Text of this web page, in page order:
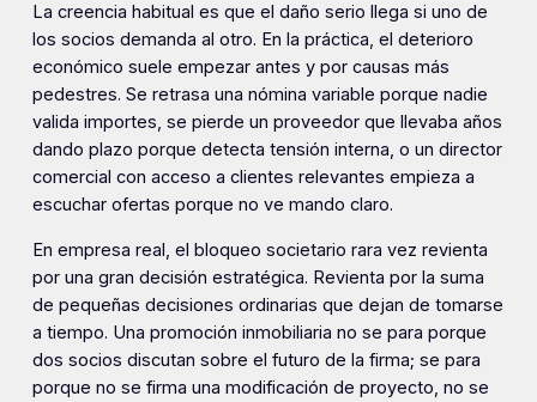
La creencia habitual es que el daño serio llega si uno de
los socios demanda al otro. En la práctica, el deterioro
económico suele empezar antes y por causas más
pedestres. Se retrasa una nómina variable porque nadie
valida importes, se pierde un proveedor que llevaba años
dando plazo porque detecta tensión interna, o un director
comercial con acceso a clientes relevantes empieza a
escuchar ofertas porque no ve mando claro.
En empresa real, el bloqueo societario rara vez revienta
por una gran decisión estratégica. Revienta por la suma
de pequeñas decisiones ordinarias que dejan de tomarse
a tiempo. Una promoción inmobiliaria no se para porque
dos socios discutan sobre el futuro de la firma; se para
porque no se firma una modificación de proyecto, no se